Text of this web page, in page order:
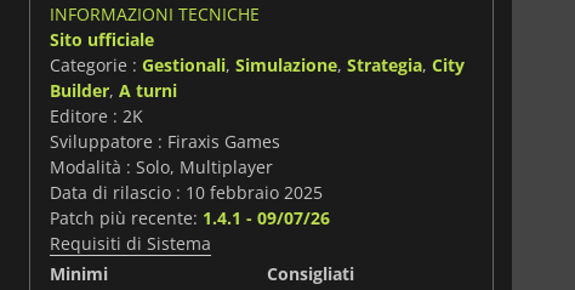
lungo termine e l'ingegno tattico.
adattiva della civiltà, consentendo ai leader di
in base ai risultati ottenuti in precedenza. È possibile
adottare tecnologie rivoluzionarie o rimodellare le
civiltà entra in una nuova Era. Questa progressione a livelli
creando un mondo vivo e in evoluzione in cui il
sia alle vostre scelte che alle azioni delle civiltà rivali.
di innovazioni moderne nel gameplay, pur rispettando
Il comportamento migliorato dell'IA assicura che le
nel corso delle epoche, creando una sfida dinamica
INFORMAZIONI TECNICHE
Sito ufficiale
Categorie : Gestionali, Simulazione, Strategia, City
Builder, A turni
Editore : 2K
Sviluppatore : Firaxis Games
Modalità : Solo, Multiplayer
Data di rilascio : 10 febbraio 2025
Patch più recente: 1.4.1 - 09/07/26
Requisiti di Sistema
Minimi
Consigliati